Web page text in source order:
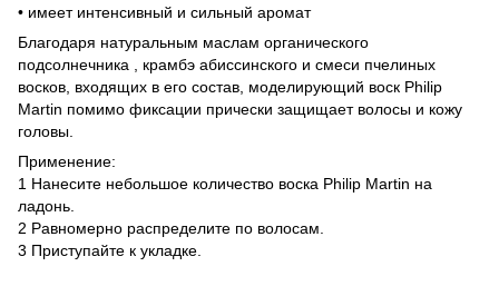
• имеет интенсивный и сильный аромат
Благодаря натуральным маслам органического
подсолнечника , крамбэ абиссинского и смеси пчелиных
восков, входящих в его состав, моделирующий воск Philip
Martin помимо фиксации прически защищает волосы и кожу
головы.
Применение:
1 Нанесите небольшое количество воска Philip Martin на
ладонь.
2 Равномерно распределите по волосам.
3 Приступайте к укладке.